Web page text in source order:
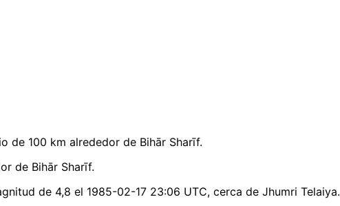
de 100 km alrededor de Bihār Sharīf.
de Bihār Sharīf.
de 4,8 el 1985-02-17 23:06 UTC, cerca de Jhumri Telaiya.